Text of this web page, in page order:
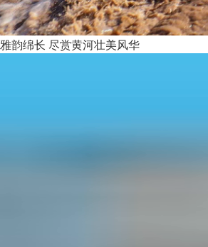
雅韵绵长 尽赏黄河壮美风华